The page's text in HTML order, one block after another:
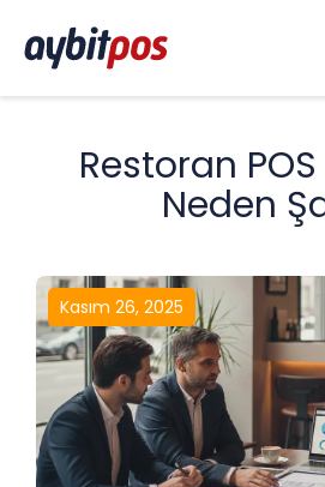
Restoran
Neden
Kasım 26, 2025